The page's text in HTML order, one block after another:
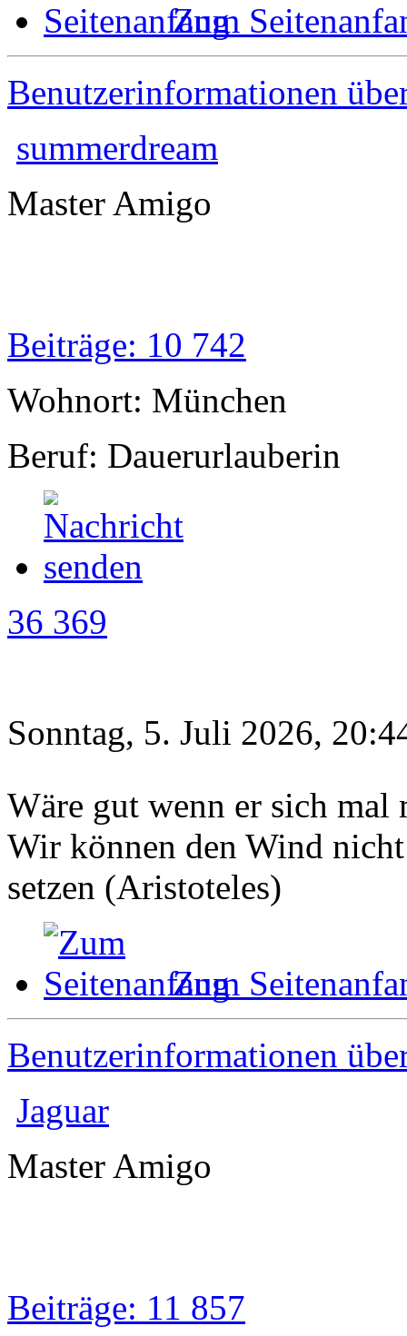
Zum
Benutzerinformationen
summerdream
Master Amigo
Beiträge: 10 742
Wohnort: München
Beruf: Dauerurlauberin
36 369
Sonntag, 5. Juli 2026,
Wäre gut wenn er sich
Wir können den Wind
setzen (Aristoteles)
Zum
Benutzerinformationen
Jaguar
Master Amigo
Beiträge: 11 857